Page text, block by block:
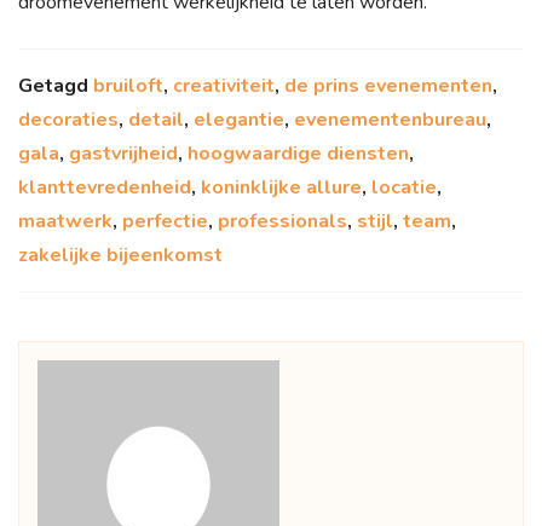
Getagd bruiloft, creativiteit, de prins evenementen,
decoraties, detail, elegantie, evenementenbureau,
gala, gastvrijheid, hoogwaardige diensten,
klanttevredenheid, koninklijke allure, locatie,
maatwerk, perfectie, professionals, stijl, team,
zakelijke bijeenkomst